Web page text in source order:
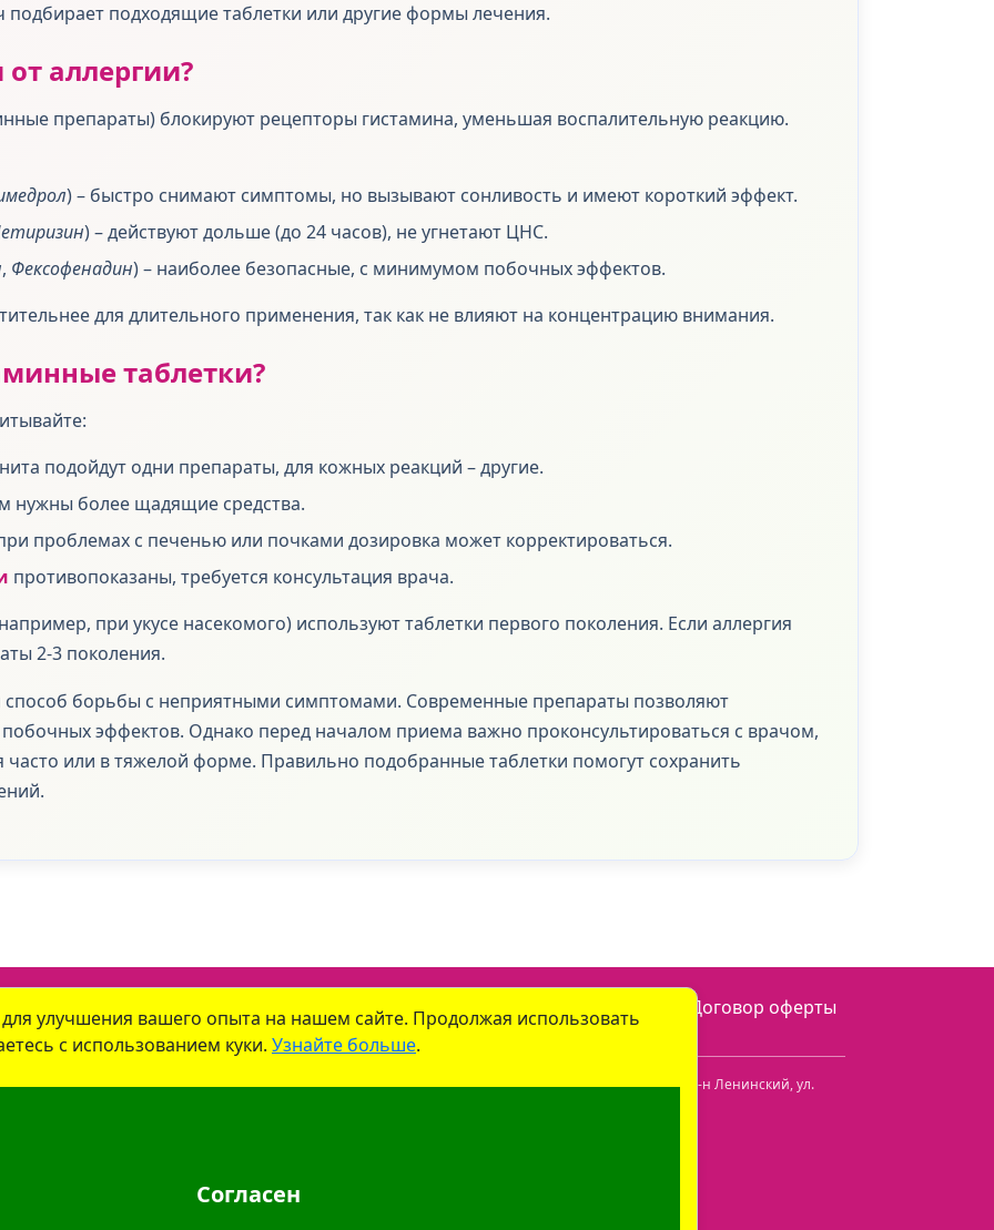
подбирает подходящие таблетки или другие формы лечения.
аллергии?
препараты) блокируют рецепторы гистамина, уменьшая воспалительную реакцию.
) – быстро снимают симптомы, но вызывают сонливость и имеют короткий эффект.
) – действуют дольше (до 24 часов), не угнетают ЦНС.
, Фексофенадин) – наиболее безопасные, с минимумом побочных эффектов.
для длительного применения, так как не влияют на концентрацию внимания.
таблетки?
подойдут одни препараты, для кожных реакций – другие.
нужны более щадящие средства.
проблемах с печенью или почками дозировка может корректироваться.
противопоказаны, требуется консультация врача.
при укусе насекомого) используют таблетки первого поколения. Если аллергия
2-3 поколения.
способ борьбы с неприятными симптомами. Современные препараты позволяют
эффектов. Однако перед началом приема важно проконсультироваться с врачом,
часто или в тяжелой форме. Правильно подобранные таблетки помогут сохранить
Политика конфиденциальности Договор оферты
УНП791216930. Юридический адрес:213809,Республика Беларусь,Могилевская обл.,г. Бобруйск, р-н Ленинский,ул.
+375 (29) 339-79-59. Электронная почта:
улучшения вашего опыта на нашем сайте. Продолжая использовать
с использованием куки. Узнайте больше.
Согласен